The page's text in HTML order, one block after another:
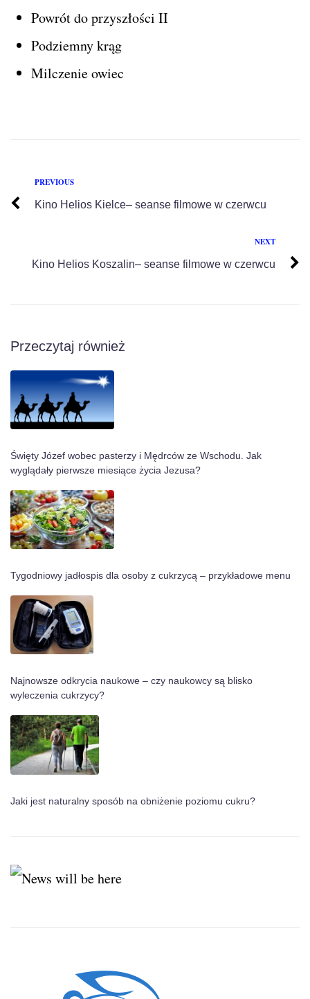
Powrót do przyszłości II
Podziemny krąg
Milczenie owiec
PREVIOUS
Kino Helios Kielce– seanse filmowe w czerwcu
NEXT
Kino Helios Koszalin– seanse filmowe w czerwcu
Przeczytaj również
Święty Józef wobec pasterzy i Mędrców ze Wschodu. Jak
wyglądały pierwsze miesiące życia Jezusa?
Tygodniowy jadłospis dla osoby z cukrzycą – przykładowe menu
Najnowsze odkrycia naukowe – czy naukowcy są blisko
wyleczenia cukrzycy?
Jaki jest naturalny sposób na obniżenie poziomu cukru?